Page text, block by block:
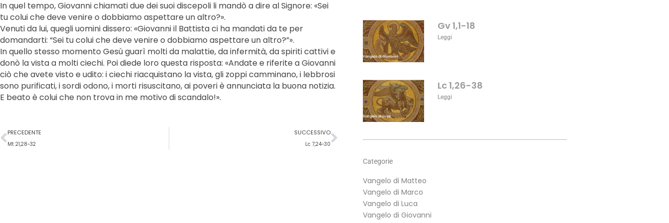
aumentare
volume.
In quel tempo, Giovanni chiamati due dei suoi discepoli li mandò a dire al Signore: «Sei
tu colui che deve venire o dobbiamo aspettare un altro?».
Venuti da lui, quegli uomini dissero: «Giovanni il Battista ci ha mandati da te per
domandarti: “Sei tu colui che deve venire o dobbiamo aspettare un altro?”».
In quello stesso momento Gesù guarì molti da malattie, da infermità, da spiriti cattivi e
donò la vista a molti ciechi. Poi diede loro questa risposta: «Andate e riferite a Giovanni
ciò che avete visto e udito: i ciechi riacquistano la vista, gli zoppi camminano, i lebbrosi
sono purificati, i sordi odono, i morti risuscitano, ai poveri è annunciata la buona notizia.
E beato è colui che non trova in me motivo di scandalo!».
Precedente
PRECEDENTE
Mt 21,28-32
SUCCESSIVO
Lc 7,24-30
Successivo
Gv 1,1-18
Leggi
Lc 1,26-38
Leggi
Categorie
Vangelo di Matteo
Vangelo di Marco
Vangelo di Luca
Vangelo di Giovanni